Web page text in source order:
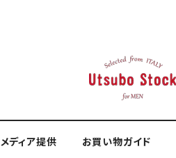
メディア提供 お買い物ガイド